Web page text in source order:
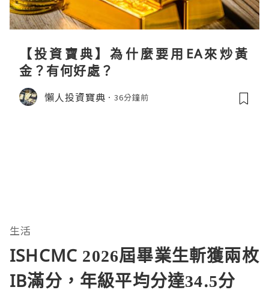
【投資寶典】為什麼要用EA來炒黃
金？有何好處？
懶人投資寶典 36分鐘前
生活
ISHCMC 2026屆畢業生斬獲兩枚
IB滿分，年級平均分達34.5分